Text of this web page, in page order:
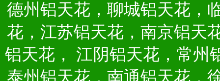
德州铝天花，聊城铝天花，
花，江苏铝天花，南京铝天
铝天花，
江阴铝天花，常州
泰州铝天花，南通铝天花，